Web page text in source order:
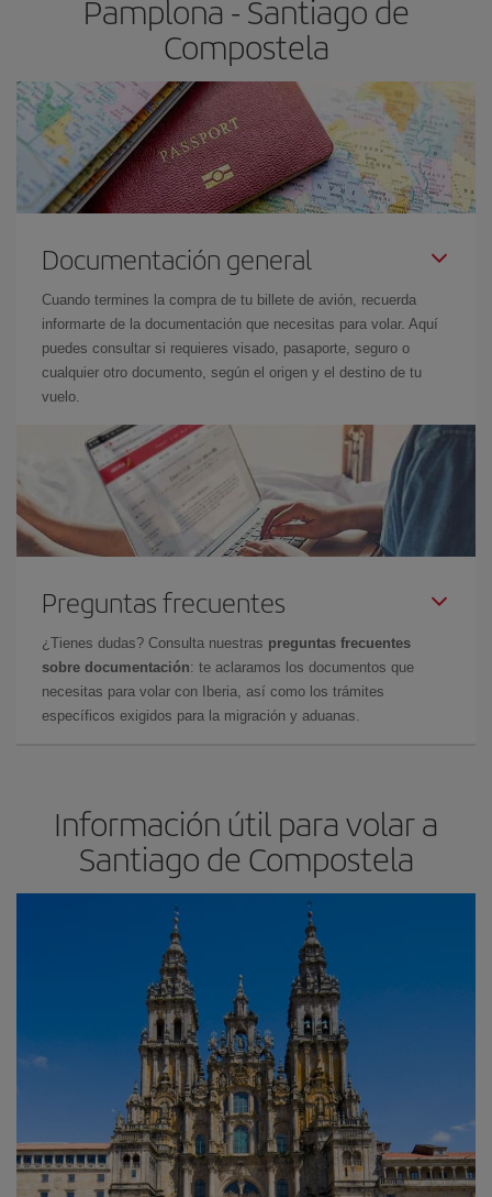
Pamplona - Santiago de
Compostela
Documentación general
Cuando termines la compra de tu billete de avión, recuerda
informarte de la documentación que necesitas para volar. Aquí
puedes consultar si requieres visado, pasaporte, seguro o
cualquier otro documento, según el origen y el destino de tu
vuelo.
Preguntas frecuentes
¿Tienes dudas? Consulta nuestras preguntas frecuentes
sobre documentación: te aclaramos los documentos que
necesitas para volar con Iberia, así como los trámites
específicos exigidos para la migración y aduanas.
Información útil para volar a
Santiago de Compostela